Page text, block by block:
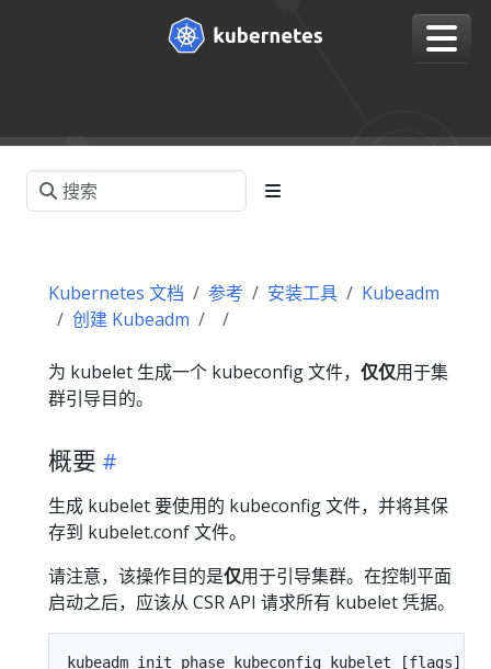
Kubernetes 文档 参考 安装工具
Kubeadm
创建 Kubeadm
为 kubelet 生成一个 kubeconfig 文件， 仅仅用于集
群引导目的。
概要
生成 kubelet 要使用的 kubeconfig 文件，并将其保
存到 kubelet.conf 文件。
请注意，该操作目的是仅用于引导集群。在控制平面
启动之后，应该从 CSR API 请求所有 kubelet 凭据。